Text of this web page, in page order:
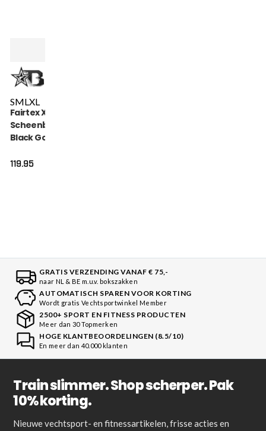
SMLXL
Fairtex X Booster
Scheenbeschermers
Black Gold (FXB SG
119.95
GRATIS VERZENDING VANAF € 75,-
naar NL & BE m.u.v. bokszakken
AUTOMATISCH SPAREN VOOR KORTING
Wordt gratis Vechtsportwinkel Member
2500+ SPORT EN FITNESS PRODUCTEN
Meer dan 30 Topmerken
HOGE KLANTBEOORDELINGEN (8.5/10)
En meer dan 40.000 klanten
Train slimmer. Shop scherper. Pak
10% korting.
Nieuwe vechtsport- en fitnessartikelen, frisse acties en